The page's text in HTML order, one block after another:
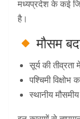
मध्यप्रदेश के कई
है।
मौसम
सूर्य की तीव्रता
पश्चिमी विक्षोभ
स्थानीय